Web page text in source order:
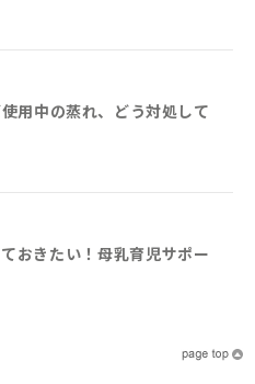
用中の蒸れ、どう対処して
おきたい！母乳育児サポー